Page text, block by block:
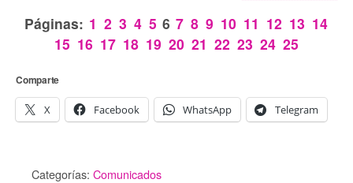
Páginas: 1 2 3 4 5 6 7 8 9 10 11 12 13 14
15 16 17 18 19 20 21 22 23 24 25
Comparte
X Facebook WhatsApp Telegram
Categorías: Comunicados